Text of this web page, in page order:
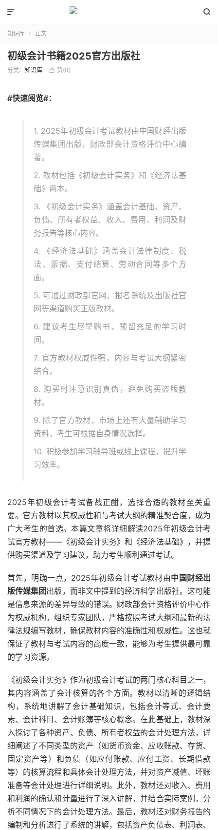


知识库  正文
初级会计书籍2025官方出版社
分类： 知识库  赞(0)
#快速阅览#：
1. 2025年初级会计考试教材由中国财经出版
传媒集团出版，财政部会计资格评价中心编
著。
2. 教材包括《初级会计实务》和《经济法基
础》两本。
3. 《初级会计实务》涵盖会计基础、资产、
负债、所有者权益、收入、费用、利润及财
务报告等核心内容。
4. 《经济法基础》涵盖会计法律制度、税
法、票据、支付结算、劳动合同等多个方
面。
5. 可通过财政部官网、报名系统及出版社官
网等渠道购买正版教材。
6. 建议考生尽早购书，预留充足的学习时
间。
7. 官方教材权威性强，内容与考试大纲紧密
结合。
8. 购买时注意识别真伪，避免购买盗版教
材。
9. 除了官方教材，市场上还有大量辅助学习
资料，考生可根据自身情况选择。
10. 积极参加学习辅导班或线上课程，提升学
习效率。
2025年初级会计考试备战正酣，选择合适的教材至关重
要。官方教材以其权威性和与考试大纲的精准契合度，成为
广大考生的首选。本篇文章将详细解读2025年初级会计考
试官方教材——《初级会计实务》和《经济法基础》，并提
供购买渠道及学习建议，助力考生顺利通过考试。
首先，明确一点，2025年初级会计考试教材由中国财经出
版传媒集团出版，而非文中提到的经济科学出版社。这可能
是信息来源的差异导致的错误。财政部会计资格评价中心作
为权威机构，组织专家团队，严格按照考试大纲和最新的法
律法规编写教材，确保教材内容的准确性和权威性。这也就
保证了教材与考试内容的高度一致，能够为考生提供最可靠
的学习资源。
《初级会计实务》作为初级会计考试的两门核心科目之一，
其内容涵盖了会计核算的各个方面。教材以清晰的逻辑结
构，系统地讲解了会计基础知识，包括会计等式、会计要
素、会计科目、会计账簿等核心概念。在此基础上，教材深
入探讨了各种资产、负债、所有者权益的会计处理方法，详
细阐述了不同类型的资产（如货币资金、应收账款、存货、
固定资产等）和负债（如应付账款、应付工资、长期借款
等）的核算流程和具体会计处理方法，并对资产减值、坏账
准备等会计处理进行详细说明。此外，教材还对收入、费用
和利润的确认和计量进行了深入讲解，并结合实际案例，分
析不同情况下的会计处理方法。最后，教材还对财务报告的
编制和分析进行了系统的讲解，包括资产负债表、利润表、